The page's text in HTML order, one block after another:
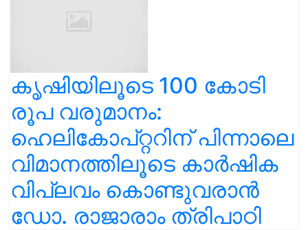
കൃഷിയിലൂടെ 100 കോടി
രൂപ വരുമാനം:
ഹെലികോപ്റ്ററിന് പിന്നാലെ
വിമാനത്തിലൂടെ കാർഷിക
വിപ്ലവം കൊണ്ടുവരാൻ
ഡോ. രാജാരാം ത്രിപാഠി